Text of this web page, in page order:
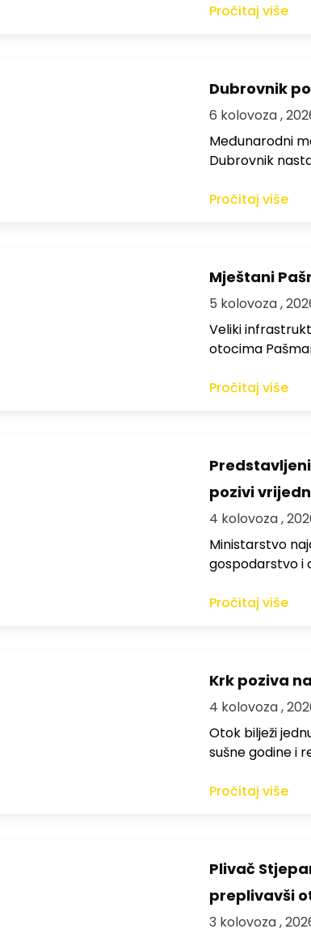
Pročitaj više
Dubrovnik
6 kolovoza ,
Međunarodni
Dubrovnik
Pročitaj više
Mještani
5 kolovoza ,
Veliki
otocima
Pročitaj više
pozivi
4 kolovoza ,
Ministarstvo
gospodarstvo i
Pročitaj više
Krk poziva
4 kolovoza ,
Otok bilježi
sušne godine i
Pročitaj više
Plivač
preplivavši
3 kolovoza ,